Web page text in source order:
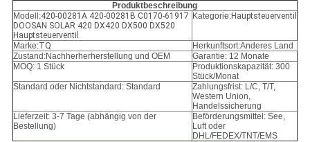
Produktbeschreibung
Modell:420-00281A 420-00281B C0170-61917
DOOSAN SOLAR 420 DX420 DX500 DX520
Hauptsteuerventil
Kategorie:Hauptsteuerventil
Marke:TQ
Herkunftsort:Anderes Land
Zustand:Nachherherherstellung und OEM
Garantie: 12 Monate
MOQ: 1 Stück
Produktionskapazität: 300
Stück/Monat
Standard oder Nichtstandard: Standard
Zahlungsfrist: L/C, T/T,
Western Union,
Handelssicherung
Lieferzeit: 3-7 Tage (abhängig von der
Bestellung)
Beförderungsmittel: See,
Luft oder
DHL/FEDEX/TNT/EMS